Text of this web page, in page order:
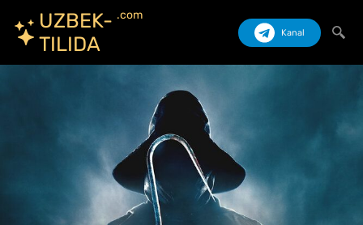
UZBEK-
TILIDA
.com
Kanal